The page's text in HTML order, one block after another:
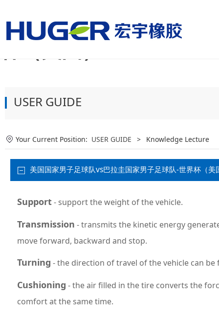
美国国家男子足球队
杯（美国）
USER GUIDE
Your Current Position: USER GUIDE > Knowledge Lecture
美国国家男子足球队vs巴拉圭国家男子足球队-世界杯（
Support- support the weight of the vehicle.
Transmission - transmits the kinetic energy
move forward, backward and stop.
Turning - the direction of travel of the vehicle can
Cushioning - the air filled in the tire converts the
comfort at the same time.